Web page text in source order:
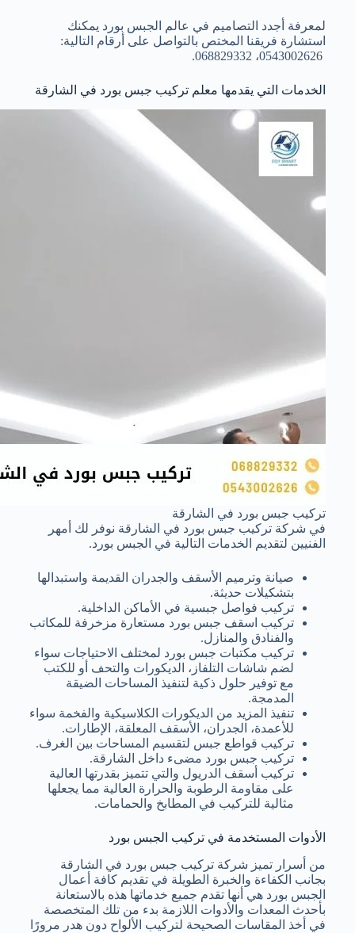
لمعرفة أجدد التصاميم في عالم الجبس بورد يمكنك
استشارة فريقنا المختص بالتواصل على أرقام التالية:
الخدمات التي يقدمها معلم تركيب جبس بورد في الشارقة
تركيب جبس بورد في الشارقة
في شركة تركيب جبس بورد في الشارقة نوفر لك أمهر
الفنيين لتقديم الخدمات التالية في الجبس بورد.
صيانة وترميم الأسقف والجدران القديمة واستبدالها
بتشكيلات حديثة.
تركيب فواصل جبسية في الأماكن الداخلية.
تركيب اسقف جبس بورد مستعارة مزخرفة للمكاتب
والفنادق والمنازل.
تركيب مكتبات جبس بورد لمختلف الاحتياجات سواء
لضم شاشات التلفاز، الديكورات والتحف أو للكتب
مع توفير حلول ذكية لتنفيذ المساحات الضيقة
المدمجة.
تنفيذ المزيد من الديكورات الكلاسيكية والفخمة سواء
للأعمدة، الجدران، الأسقف المعلقة، الإطارات.
تركيب قواطع جبس لتقسيم المساحات بين الغرف.
تركيب جبس بورد مضىء داخل الشارقة.
تركيب أسقف الدريول والتي تتميز بقدرتها العالية
على مقاومة الرطوبة والحرارة العالية مما يجعلها
مثالية للتركيب في المطابخ والحمامات.
الأدوات المستخدمة في تركيب الجبس بورد
من أسرار تميز شركة تركيب جبس بورد في الشارقة
بجانب الكفاءة والخبرة الطويلة في تقديم كافة أعمال
الجبس بورد هي أنها تقدم جميع خدماتها هذه بالاستعانة
بأحدث المعدات والأدوات اللازمة بدء من تلك المتخصصة
في أخذ المقاسات الصحيحة لتركيب الألواح دون هدر مرورًا